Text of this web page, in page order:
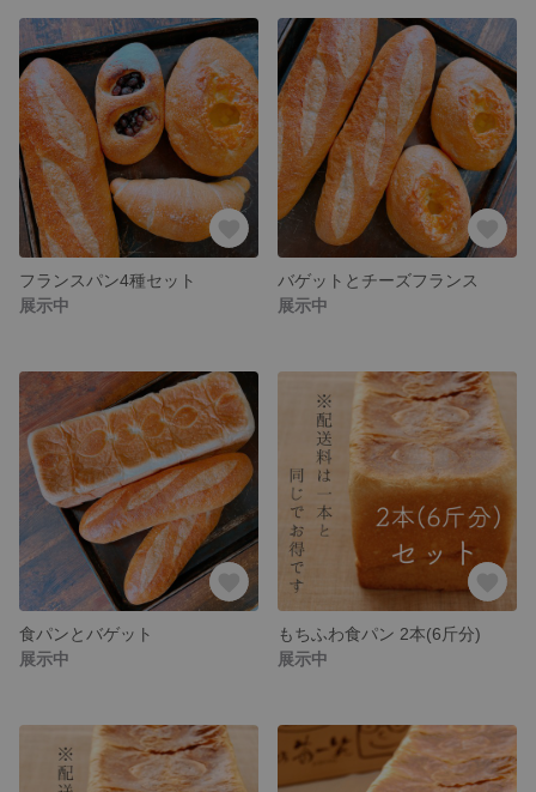
フランスパン4種セット
展示中
バゲットとチーズフランス
展示中
食パンとバゲット
展示中
もちふわ食パン 2本(6斤分)
展示中